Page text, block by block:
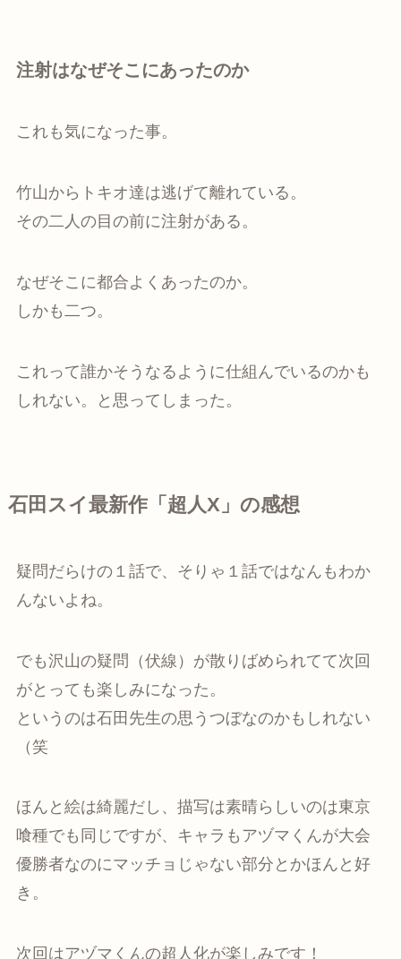
注射はなぜそこにあったのか
これも気になった事。
竹山からトキオ達は逃げて離れている。
その二人の目の前に注射がある。
なぜそこに都合よくあったのか。
しかも二つ。
これって誰かそうなるように仕組んでいるのかも
しれない。と思ってしまった。
石田スイ最新作「超人X」の感想
疑問だらけの１話で、そりゃ１話ではなんもわか
んないよね。
でも沢山の疑問（伏線）が散りばめられてて次回
がとっても楽しみになった。
というのは石田先生の思うつぼなのかもしれない
（笑
ほんと絵は綺麗だし、描写は素晴らしいのは東京
喰種でも同じですが、キャラもアヅマくんが大会
優勝者なのにマッチョじゃない部分とかほんと好
き。
次回はアヅマくんの超人化が楽しみです！